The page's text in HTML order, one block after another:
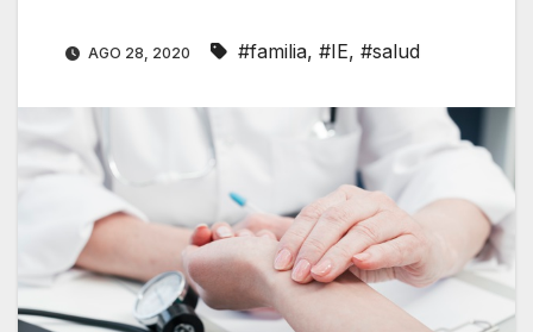
AGO 28, 2020 #familia, #IE, #salud